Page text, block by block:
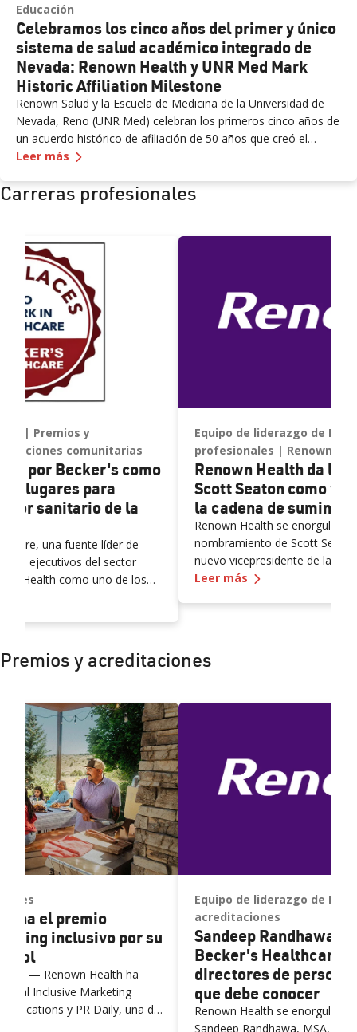
Educación
Celebramos los cinco años del primer y único
sistema de salud académico integrado de
Nevada: Renown Health y UNR Med Mark
Historic Affiliation Milestone
Renown Salud y la Escuela de Medicina de la Universidad de
Nevada, Reno (UNR Med) celebran los primeros cinco años de
un acuerdo histórico de afiliación de 50 años que creó el
primer y único sistema de salud académico integrado del
prestación de atención médica, la educación médica ampliada,
la investigación clínica avanzada y el desarrollo de la fuerza
Leer más —
Carreras profesionales
Premios y
comunitarias
por Becker's como
lugares para
sanitario de la
una fuente líder de
ejecutivos del sector
a Health como uno de los
por Becker's como uno de los mejores lugares para
Equipo de liderazgo de
profesionales
Renown Health da la
Scott Seaton como
la cadena de
Renown Health se enorgullece
nombramiento de Scott
nuevo vicepresidente de la
partir del August 18, 2025. El
Leer más —
Premios y acreditaciones
el premio
inclusivo por su
— Renown Health ha
Inclusive Marketing
y PR Daily, una de
Health gana el Premio Nacional de Marketing Inclusivo por
Equipo de liderazgo de
acreditaciones
Sandeep Randhawa
Becker's Healthcare
directores de
que debe conocer
Renown Health se enorgullece
Sandeep Randhawa, MSA, ha